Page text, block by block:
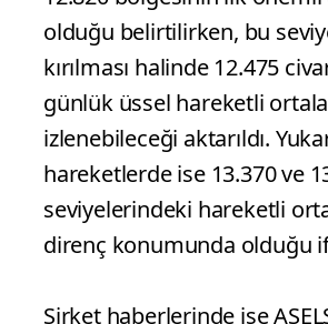
olduğu belirtilirken, bu
kırılması halinde 12.475
günlük üssel hareketli
izlenebileceği aktarıldı.
hareketlerde ise 13.370 ve
seviyelerindeki hareketli
direnç konumunda olduğu
Şirket haberlerinde ise